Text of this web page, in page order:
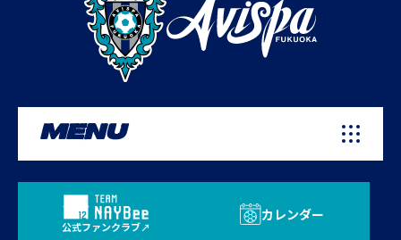
MENU
公式ファンクラブ
カレンダー